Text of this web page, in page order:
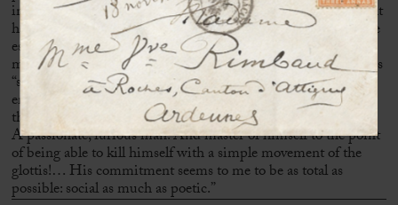
in 1986. We observe through these two preparatory pages that
have remained unpublished that the opening paragraph of the
essay published in 1986 is taken from a much broader
movement. In 1960, Sartre confided to Madeleine Chapsal his
“sympathy” for Mallarmé and Genet, “both consciously
engaged […] Mallarmé must have been very different from
the image that has been given of him. He is our greatest poet.
A passionate, furious man.And master of himself to the point
of being able to kill himself with a simple movement of the
glottis!… His commitment seems to me to be as total as
possible: social as much as poetic.”